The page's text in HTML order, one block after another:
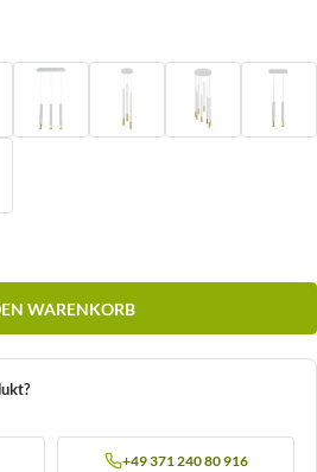
WARENKORB
+49 371 240 80 916